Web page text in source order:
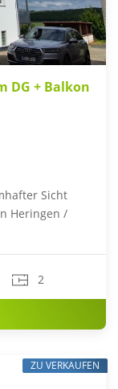
DG + Balkon
Sicht
Heringen /
2
ZU VERKAUFEN